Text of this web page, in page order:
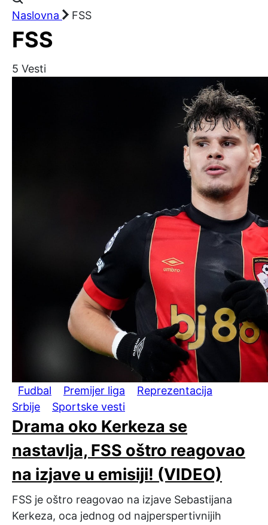
Naslovna FSS
FSS
5 Vesti
Fudbal Premijer liga
Reprezentacija
Srbije
Sportske vesti
Drama oko Kerkeza se
nastavlja, FSS oštro reagovao
na izjave u emisiji! (VIDEO)
FSS je oštro reagovao na izjave Sebastijana
Kerkeza, oca jednog od najperspertivnijih